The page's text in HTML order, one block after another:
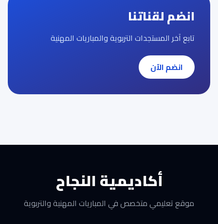
انضم لقناتنا
تابع آخر المستجدات التربوية والمباريات المهنية
انضم الآن
أكاديمية النجاح
موقع تعليمي متخصص في المباريات المهنية والتربوية